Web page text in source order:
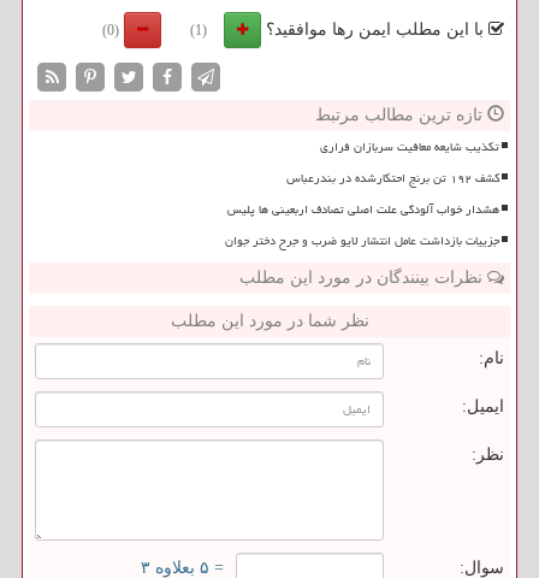
با این مطلب ایمن رها موافقید؟ (1)
(0)
تازه ترین مطالب مرتبط
تکذیب شایعه معافیت سربازان فراری
کشف ۱۹۲ تن برنج احتکارشده در بندرعباس
هشدار خواب آلودگی علت اصلی تصادف اربعینی ها پلیس
جزییات بازداشت عامل انتشار لایو ضرب و جرح دختر جوان
نظرات بینندگان در مورد این مطلب
نظر شما در مورد این مطلب
نام:
ایمیل:
نظر:
سوال: = ۵ بعلاوه ۳